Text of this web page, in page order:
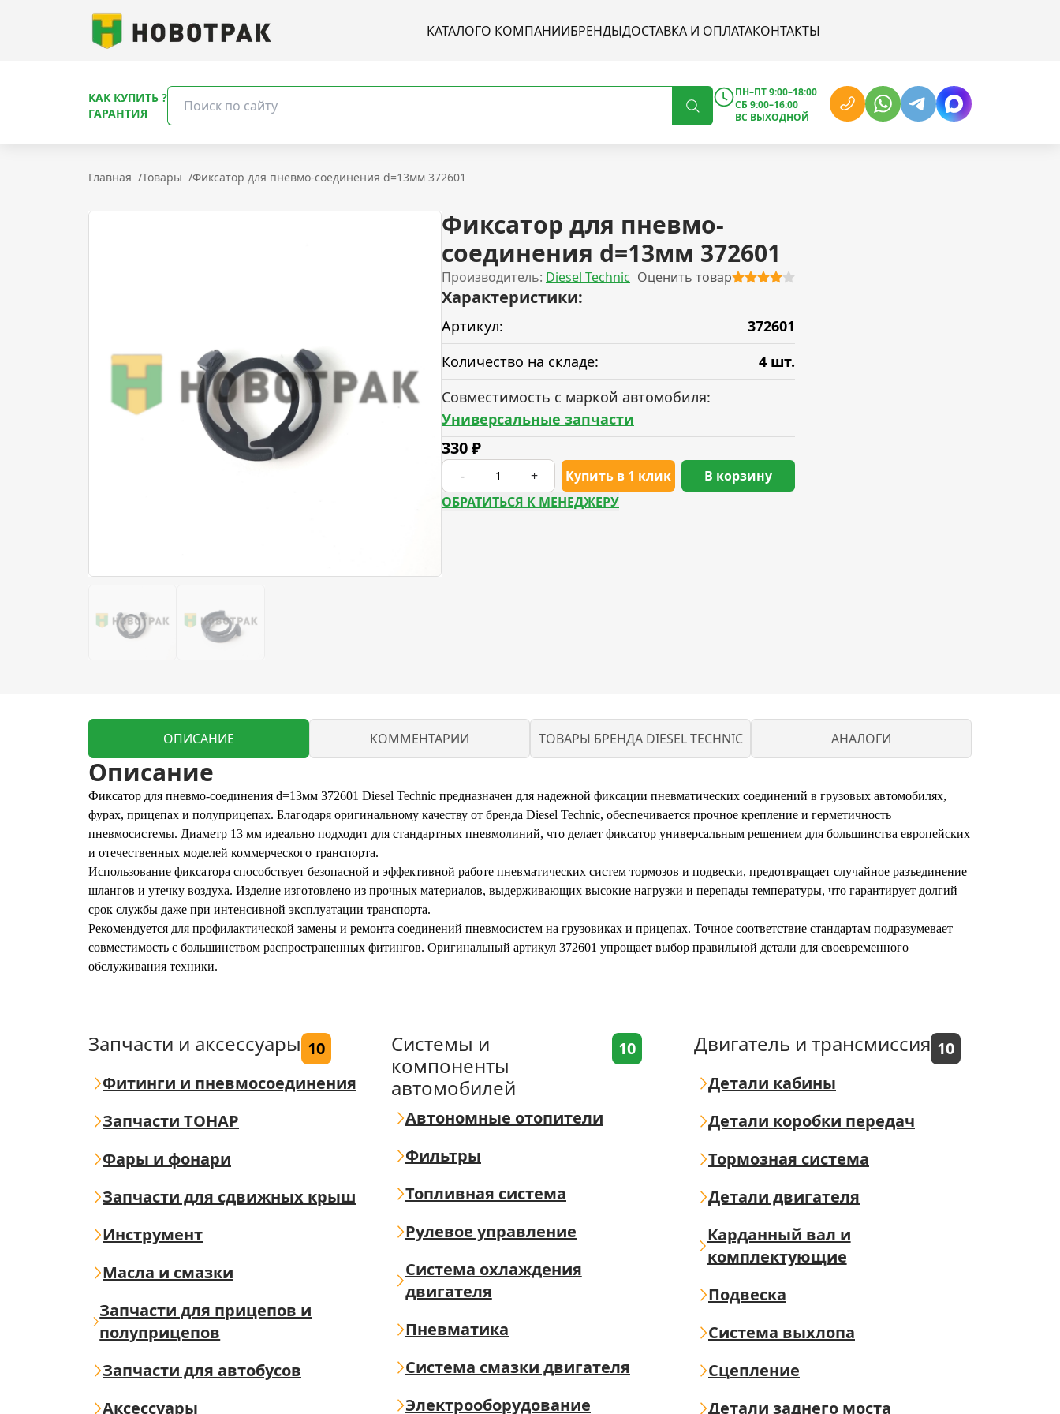
КАТАЛОГО КОМПАНИИБРЕНДЫДОСТАВКА И ОПЛАТАКОНТАКТЫ
КАК КУПИТЬ ?
ГАРАНТИЯ
ПН–ПТ 9:00–18:00
СБ 9:00–16:00
ВС ВЫХОДНОЙ
Главная /Товары /Фиксатор для пневмо-соединения d=13мм 372601
Фиксатор для пневмо-
соединения d=13мм 372601
Производитель: Diesel Technic Оценить товар
Характеристики:
Артикул:
372601
Количество на складе:
4 шт.
Совместимость с маркой автомобиля:
Универсальные запчасти
330₽
- + Купить в 1 клик
В корзину
ОБРАТИТЬСЯ К МЕНЕДЖЕРУ
ОПИСАНИЕ КОММЕНТАРИИ ТОВАРЫ БРЕНДА DIESEL TECHNIC АНАЛОГИ
Описание
Фиксатор для пневмо-соединения d=13мм 372601 Diesel Technic предназначен для надежной фиксации пневматических соединений в грузовых автомобилях,
фурах, прицепах и полуприцепах. Благодаря оригинальному качеству от бренда Diesel Technic, обеспечивается прочное крепление и герметичность
пневмосистемы. Диаметр 13 мм идеально подходит для стандартных пневмолиний, что делает фиксатор универсальным решением для большинства европейских
и отечественных моделей коммерческого транспорта.
Использование фиксатора способствует безопасной и эффективной работе пневматических систем тормозов и подвески, предотвращает случайное разъединение
шлангов и утечку воздуха. Изделие изготовлено из прочных материалов, выдерживающих высокие нагрузки и перепады температуры, что гарантирует долгий
срок службы даже при интенсивной эксплуатации транспорта.
Рекомендуется для профилактической замены и ремонта соединений пневмосистем на грузовиках и прицепах. Точное соответствие стандартам подразумевает
совместимость с большинством распространенных фитингов. Оригинальный артикул 372601 упрощает выбор правильной детали для своевременного
обслуживания техники.
Запчасти и аксессуары 10
Фитинги и пневмосоединения
Запчасти ТОНАР
Фары и фонари
Запчасти для сдвижных крыш
Инструмент
Масла и смазки
Запчасти для прицепов и
полуприцепов
Запчасти для автобусов
Аксессуары
Системы и
компоненты
автомобилей
10
Автономные отопители
Фильтры
Топливная система
Рулевое управление
Система охлаждения
двигателя
Пневматика
Система смазки двигателя
Электрооборудование
Двигатель и трансмиссия 10
Детали кабины
Детали коробки передач
Тормозная система
Детали двигателя
Карданный вал и
комплектующие
Подвеска
Система выхлопа
Сцепление
Детали заднего моста